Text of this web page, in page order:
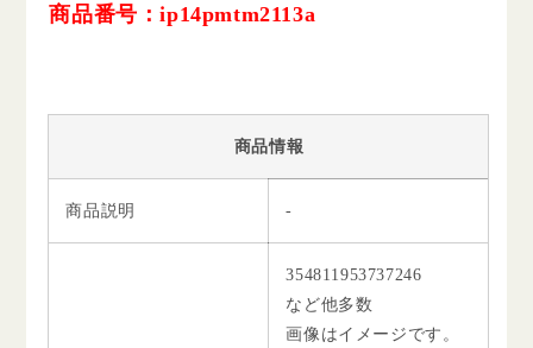
商品番号：ip14pmtm2113a
商品情報
商品説明 -
354811953737246
など他多数
画像はイメージです。